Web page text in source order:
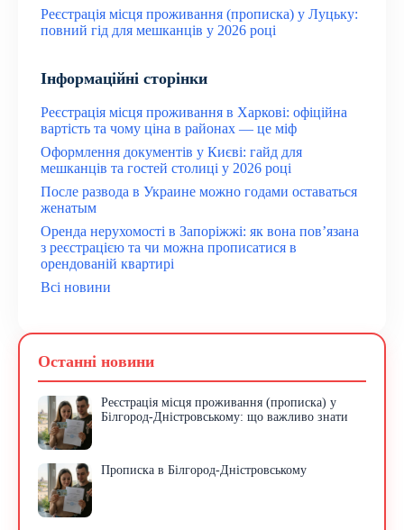
Реєстрація місця проживання (прописка) у Луцьку:
повний гід для мешканців у 2026 році
Інформаційні сторінки
Реєстрація місця проживання в Харкові: офіційна
вартість та чому ціна в районах — це міф
Оформлення документів у Києві: гайд для
мешканців та гостей столиці у 2026 році
После развода в Украине можно годами оставаться
женатым
Оренда нерухомості в Запоріжжі: як вона пов’язана
з реєстрацією та чи можна прописатися в
орендованій квартирі
Всі новини
Останні новини
Реєстрація місця проживання (прописка) у
Білгород-Дністровському: що важливо знати
Прописка в Білгород-Дністровському